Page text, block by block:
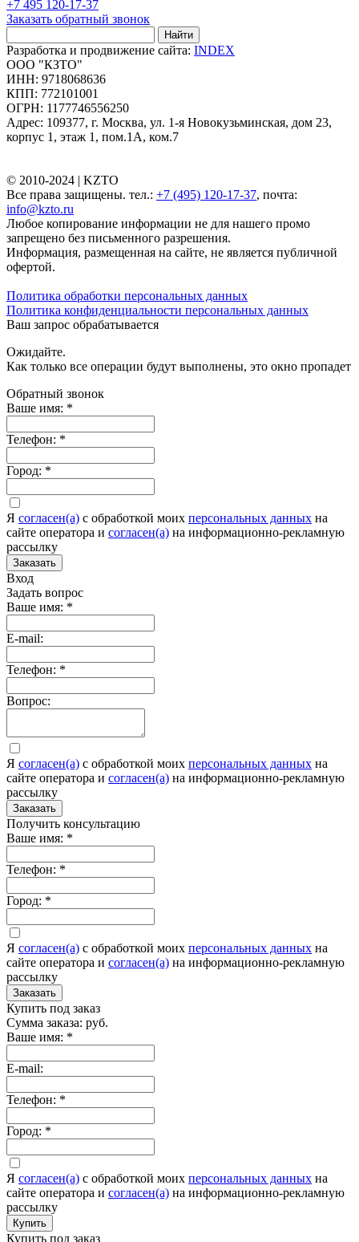
+7 495 120-17-37
Заказать обратный звонок
Найти
Разработка и продвижение сайта: INDEX
ООО "КЗТО"
ИНН: 9718068636
КПП: 772101001
ОГРН: 1177746556250
Адрес: 109377, г. Москва, ул. 1-я Новокузьминская, дом 23,
корпус 1, этаж 1, пом.1А, ком.7
© 2010-2024 | KZTO
Все права защищены. тел.: +7 (495) 120-17-37, почта:
info@kzto.ru
Любое копирование информации не для нашего промо
запрещено без письменного разрешения.
Информация, размещенная на сайте, не является публичной
офертой.
Политика обработки персональных данных
Политика конфиденциальности персональных данных
Ваш запрос обрабатывается
Ожидайте.
Как только все операции будут выполнены, это окно пропадет
Обратный звонок
Ваше имя: *
Телефон: *
Город: *
Я согласен(а) c обработкой моих персональных данных на
сайте оператора и согласен(а) на информационно-рекламную
рассылку
Заказать
Вход
Задать вопрос
Ваше имя: *
E-mail:
Телефон: *
Вопрос:
Я согласен(а) c обработкой моих персональных данных на
сайте оператора и согласен(а) на информационно-рекламную
рассылку
Заказать
Получить консультацию
Ваше имя: *
Телефон: *
Город: *
Я согласен(а) c обработкой моих персональных данных на
сайте оператора и согласен(а) на информационно-рекламную
рассылку
Заказать
Купить под заказ
Сумма заказа: руб.
Ваше имя: *
E-mail:
Телефон: *
Город: *
Я согласен(а) c обработкой моих персональных данных на
сайте оператора и согласен(а) на информационно-рекламную
рассылку
Купить
Купить под заказ